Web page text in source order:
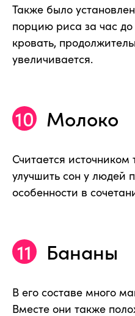
Также было
порцию риса за час до
кровать,
увеличивается.
Молоко
Считается
улучшить сон у людей
особенности в
Бананы
В его составе много
Вместе они также